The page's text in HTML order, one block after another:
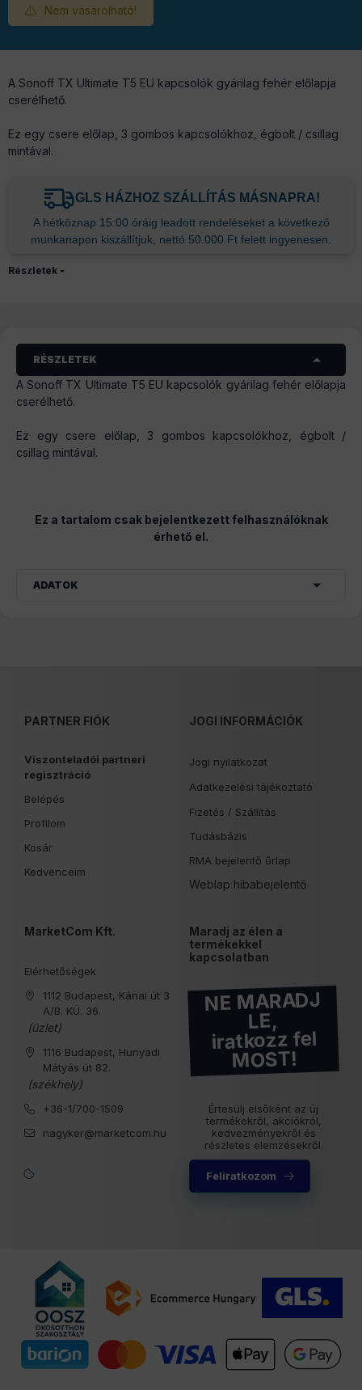
Nem vásárolható!
A Sonoff TX Ultimate T5 EU kapcsolók gyárilag fehér előlapja
cserélhető.
Ez egy csere előlap, 3 gombos kapcsolókhoz, égbolt / csillag
mintával.
GLS HÁZHOZ SZÁLLÍTÁS MÁSNAPRA!
A hétköznap 15:00 óráig leadott rendeléseket a következő
munkanapon kiszállítjuk, nettó 50.000 Ft felett ingyenesen.
Részletek
RÉSZLETEK
A Sonoff TX Ultimate T5 EU kapcsolók gyárilag fehér előlapja
cserélhető.
Ez egy csere előlap, 3 gombos kapcsolókhoz, égbolt /
csillag mintával.
Ez a tartalom csak bejelentkezett felhasználóknak
érhető el.
ADATOK
PARTNER FIÓK
Viszonteladói partneri
regisztráció
Belépés
Profilom
Kosár
Kedvenceim
JOGI INFORMÁCIÓK
Jogi nyilatkozat
Adatkezelési tájékoztató
Fizetés / Szállítás
Tudásbázis
RMA bejelentő űrlap
Weblap hibabejelentő
MarketCom Kft.
Elérhetőségek
1112 Budapest, Kánai út 3
A/B. KÜ. 36.
(üzlet)
1116 Budapest, Hunyadi
Mátyás út 82.
(székhely)
+36-1/700-1509
nagyker@marketcom.hu
Maradj az élen a
termékekkel
kapcsolatban
NE MARADJ
LE,
iratkozz fel
MOST!
Értesülj elsőként az új
termékekről, akciókról,
kedvezményekről és
részletes elemzésekről.
Feliratkozom